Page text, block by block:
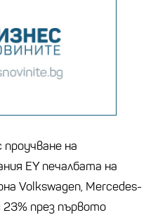
проучване на
EY печалбата на
Volkswagen, Mercedes-
23% през първото